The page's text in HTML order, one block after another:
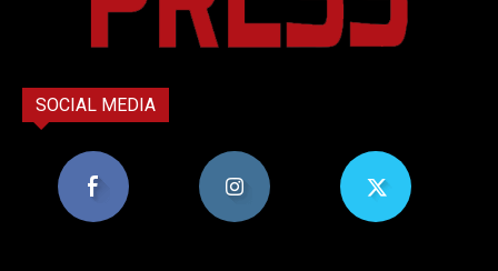
SOCIAL MEDIA